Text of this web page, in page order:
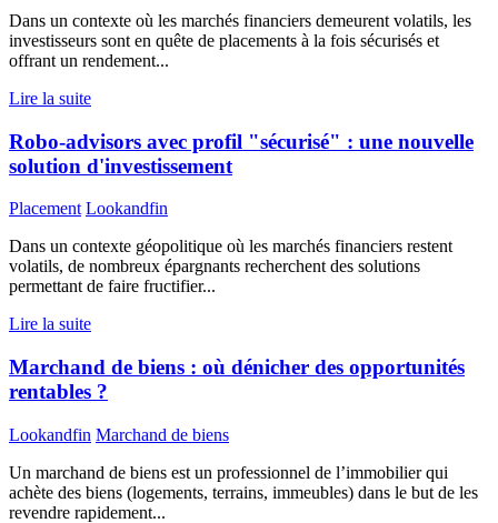
Dans un contexte où les marchés financiers demeurent volatils, les
investisseurs sont en quête de placements à la fois sécurisés et
offrant un rendement...
Lire la suite
Robo-advisors avec profil "sécurisé" : une nouvelle
solution d'investissement
Placement Lookandfin
Dans un contexte géopolitique où les marchés financiers restent
volatils, de nombreux épargnants recherchent des solutions
permettant de faire fructifier...
Lire la suite
Marchand de biens : où dénicher des opportunités
rentables ?
Lookandfin Marchand de biens
Un marchand de biens est un professionnel de l’immobilier qui
achète des biens (logements, terrains, immeubles) dans le but de les
revendre rapidement...